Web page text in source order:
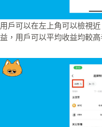
用戶可以在左上角可以檢視
益，用戶可以平均收益均較高